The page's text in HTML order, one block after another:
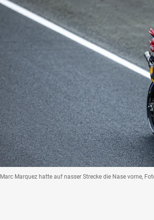
Marc Marquez hatte auf nasser Strecke die Nase vorne,